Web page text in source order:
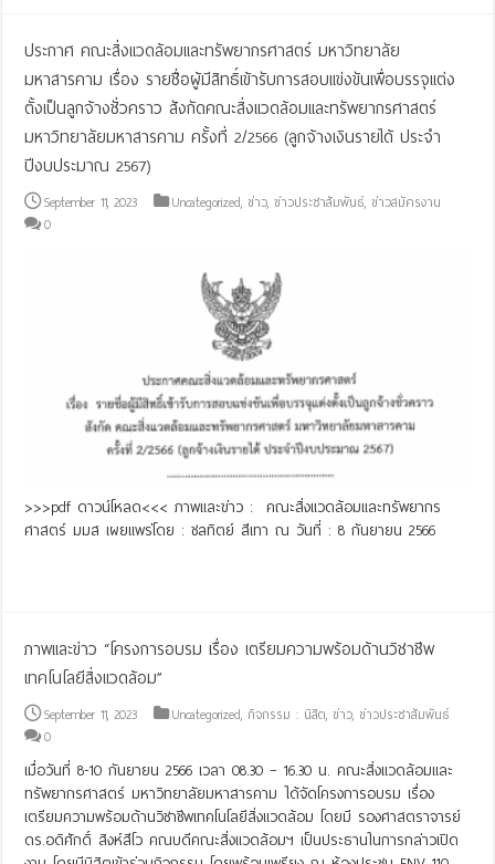
ประกาศ คณะสิ่งแวดล้อมและทรัพยากรศาสตร์ มหาวิทยาลัย
มหาสารคาม เรื่อง รายชื่อผู้มีสิทธิ์เข้ารับการสอบแข่งขันเพื่อบรรจุแต่ง
ตั้งเป็นลูกจ้างชั่วคราว สังกัดคณะสิ่งแวดล้อมและทรัพยากรศาสตร์
มหาวิทยาลัยมหาสารคาม ครั้งที่ 2/2566 (ลูกจ้างเงินรายได้ ประจำ
ปีงบประมาณ 2567)
September 11, 2023 Uncategorized,ข่าว,ข่าวประชาสัมพันธ์,ข่าวสมัครงาน
0
>>>pdf ดาวน์โหลด<<< ภาพและข่าว : คณะสิ่งแวดล้อมและทรัพยากร
ศาสตร์ มมส เผยแพร่โดย : ชลทิตย์ สีเทา ณ วันที่ : 8 กันยายน 2566
ภาพและข่าว “โครงการอบรม เรื่อง เตรียมความพร้อมด้านวิชาชีพ
เทคโนโลยีสิ่งแวดล้อม”
September 11, 2023 Uncategorized,กิจกรรม : นิสิต,ข่าว,ข่าวประชาสัมพันธ์
0
เมื่อวันที่ 8-10 กันยายน 2566 เวลา 08.30 – 16.30 น. คณะสิ่งแวดล้อมและ
ทรัพยากรศาสตร์ มหาวิทยาลัยมหาสารคาม ได้จัดโครงการอบรม เรื่อง
เตรียมความพร้อมด้านวิชาชีพเทคโนโลยีสิ่งแวดล้อม โดยมี รองศาสตราจารย์
ดร.อดิศักดิ์ สิงห์สีโว คณบดีคณะสิ่งแวดล้อมฯ เป็นประธานในการกล่าวเปิด